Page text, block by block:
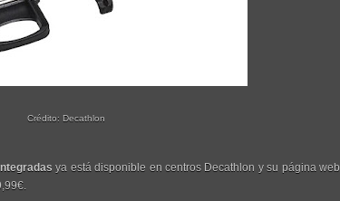
Crédito: Decathlon
ya está disponible en centros Decathlon y su página web